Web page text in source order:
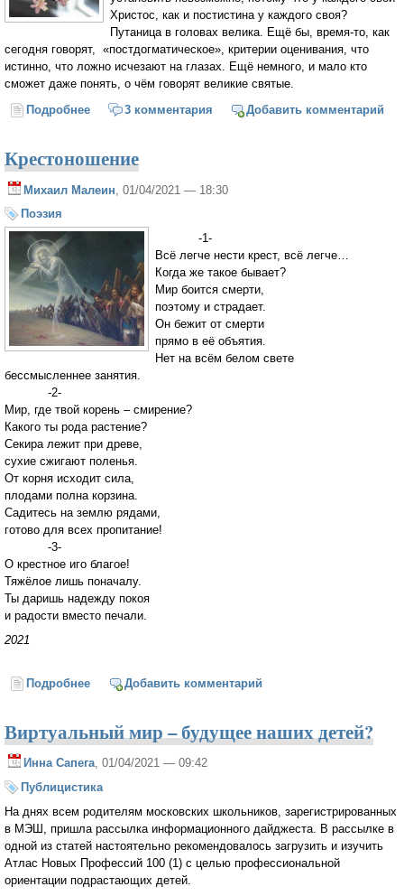
Христос, как и постистина у каждого своя?
Путаница в головах велика. Ещё бы, время-то, как
сегодня говорят, «постдогматическое», критерии оценивания, что
истинно, что ложно исчезают на глазах. Ещё немного, и мало кто
сможет даже понять, о чём говорят великие святые.
Подробнее о Зачем догматы? Непривычный ракурс
3 комментария Добавить комментарий
Крестоношение
Михаил Малеин , 01/04/2021 — 18:30
Поэзия
-1-
Всё легче нести крест, всё легче…
Когда же такое бывает?
Мир боится смерти,
поэтому и страдает.
Он бежит от смерти
прямо в её объятия.
Нет на всём белом свете
бессмысленнее занятия.
-2-
Мир, где твой корень – смирение?
Какого ты рода растение?
Секира лежит при древе,
сухие сжигают поленья.
От корня исходит сила,
плодами полна корзина.
Садитесь на землю рядами,
готово для всех пропитание!
-3-
О крестное иго благое!
Тяжёлое лишь поначалу.
Ты даришь надежду покоя
и радости вместо печали.
2021
Подробнее о Крестоношение
Добавить комментарий
Виртуальный мир – будущее наших детей?
Инна Сапега, 01/04/2021 — 09:42
Публицистика
На днях всем родителям московских школьников, зарегистрированных
в МЭШ, пришла рассылка информационного дайджеста. В рассылке в
одной из статей настоятельно рекомендовалось загрузить и изучить
Атлас Новых Профессий 100 (1) с целью профессиональной
ориентации подрастающих детей.